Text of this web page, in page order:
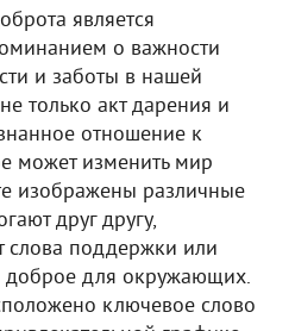
является
о важности
и заботы в нашей
только акт дарения и
отношение к
может изменить мир
изображены различные
друг другу,
слова поддержки или
доброе для окружающих.
ключевое слово